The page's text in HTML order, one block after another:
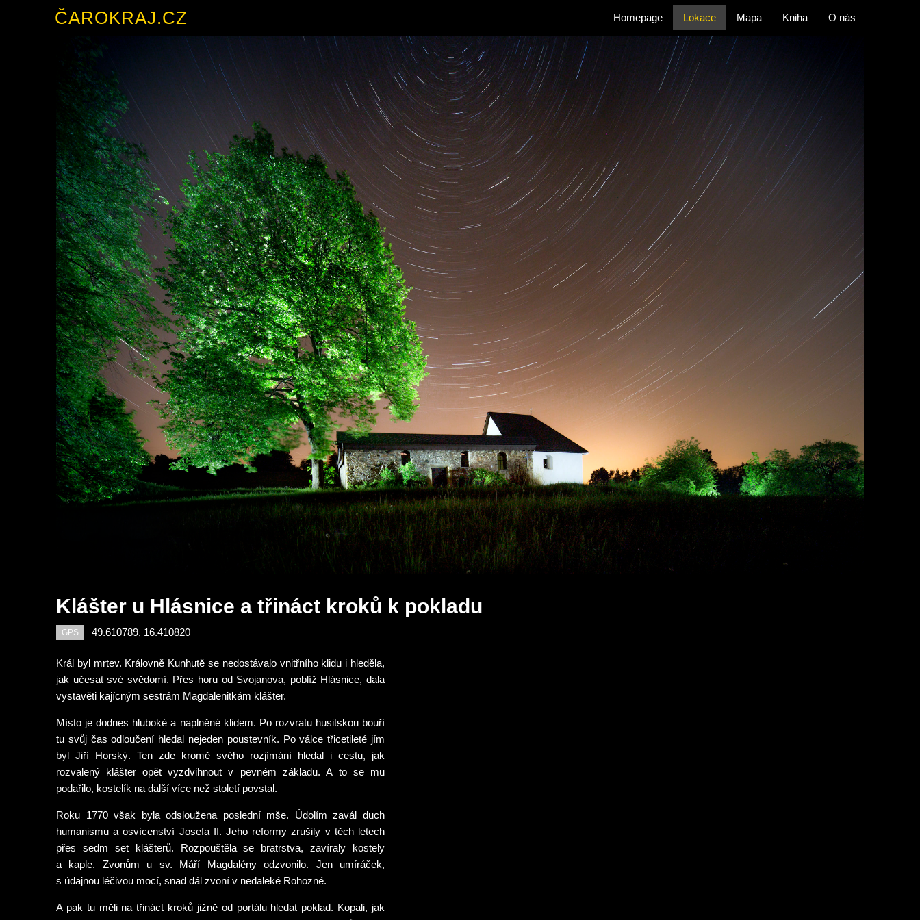
ČAROKRAJ.CZ Homepage Lokace Mapa Kniha O nás
Klášter u Hlásnice a třináct kroků k pokladu
GPS 49.610789, 16.410820
Král byl mrtev. Královně Kunhutě se nedostávalo vnitřního klidu i hleděla,
jak učesat své svědomí. Přes horu od Svojanova, poblíž Hlásnice, dala
vystavěti kajícným sestrám Magdalenitkám klášter.
Místo je dodnes hluboké a naplněné klidem. Po rozvratu husitskou bouří
tu svůj čas odloučení hledal nejeden poustevník. Po válce třicetileté jím
byl Jiří Horský. Ten zde kromě svého rozjímání hledal i cestu, jak
rozvalený klášter opět vyzdvihnout v pevném základu. A to se mu
podařilo, kostelík na další více než století povstal.
Roku 1770 však byla odsloužena poslední mše. Údolím zavál duch
humanismu a osvícenství Josefa II. Jeho reformy zrušily v těch letech
přes sedm set klášterů. Rozpouštěla se bratrstva, zavíraly kostely
a kaple. Zvonům u sv. Máří Magdalény odzvonilo. Jen umíráček,
s údajnou léčivou mocí, snad dál zvoní v nedaleké Rohozné.
A pak tu měli na třináct kroků jižně od portálu hledat poklad. Kopali, jak